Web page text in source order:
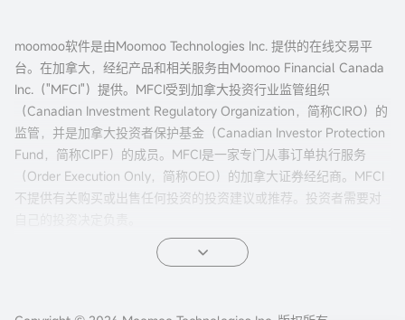
moomoo软件是由Moomoo Technologies Inc. 提供的在线交易平
台。在加拿大，经纪产品和相关服务由Moomoo Financial Canada
Inc.（"MFCI"）提供。MFCI受到加拿大投资行业监管组织
（Canadian Investment Regulatory Organization，简称CIRO）的
监管，并是加拿大投资者保护基金（Canadian Investor Protection
Fund，简称CIPF）的成员。MFCI是一家专门从事订单执行服务
（Order Execution Only，简称OEO）的加拿大证券经纪商。MFCI
不提供有关购买或出售任何投资的投资建议或推荐。投资者需要对
所有投资都涉及风险，包括可能的本金损失。过往的证券、市场或